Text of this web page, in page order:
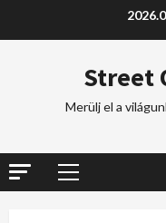
Street
Merülj el a